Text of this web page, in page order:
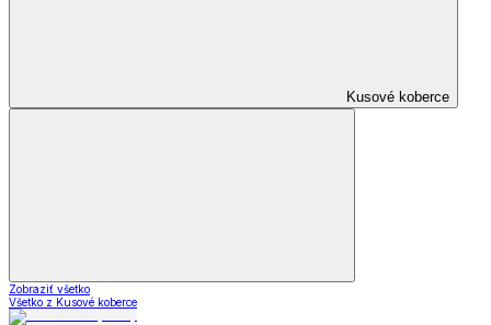
Kusové koberce
Zobraziť všetko
Všetko z Kusové koberce